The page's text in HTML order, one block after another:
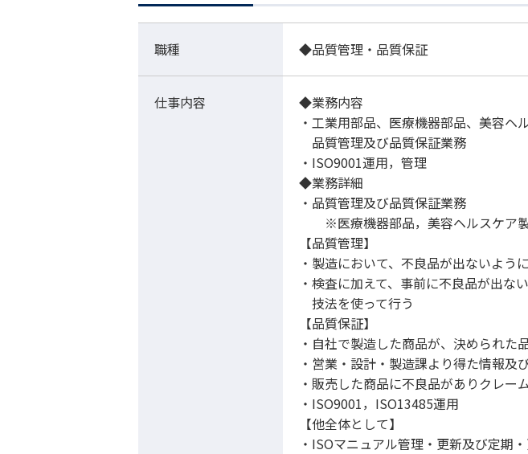
職種 ◆品質管理・品質保証
仕事内容
◆業務内容
・工業用部品、医療機器部品、美容
品質管理及び品質保証業務
・ISO9001運用，管理
◆業務詳細
・品質管理及び品質保証業務
※医療機器部品，美容ヘルスケア製
【品質管理】
・製造において、不良品が出ないよう
・検査に加えて、事前に不良品が出
技法を使って行う
【品質保証】
・自社で製造した商品が、決められた
・営業・設計・製造課より得た情報及
・販売した商品に不良品がありクレー
・ISO9001，ISO13485運用
【他全体として】
・ISOマニュアル管理・更新及び定期